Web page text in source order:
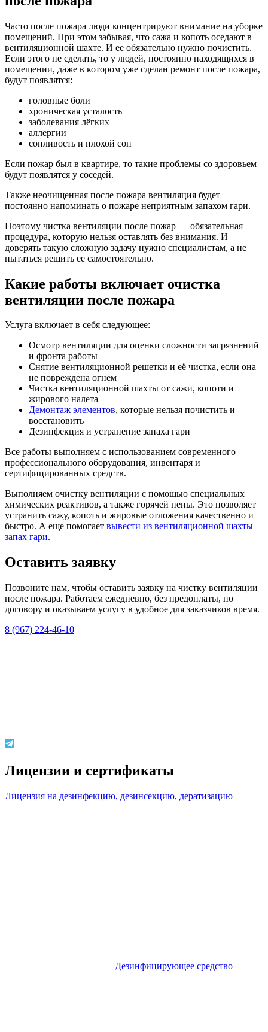
Часто после пожара люди концентрируют внимание на уборке
помещений. При этом забывая, что сажа и копоть оседают в
вентиляционной шахте. И ее обязательно нужно почистить.
Если этого не сделать, то у людей, постоянно находящихся в
помещении, даже в котором уже сделан ремонт после пожара,
будут появлятся:
головные боли
хроническая усталость
заболевания лёгких
аллергии
сонливость и плохой сон
Если пожар был в квартире, то такие проблемы со здоровьем
будут появлятся у соседей.
Также неочищенная после пожара вентиляция будет
постоянно напоминать о пожаре неприятным запахом гари.
Поэтому чистка вентиляции после пожар — обязательная
процедура, которую нельзя оставлять без внимания. И
доверять такую сложную задачу нужно специалистам, а не
пытаться решить ее самостоятельно.
Какие работы включает очистка
вентиляции после пожара
Услуга включает в себя следующее:
Осмотр вентиляции для оценки сложности загрязнений
и фронта работы
Снятие вентиляционной решетки и её чистка, если она
не повреждена огнем
Чистка вентиляционной шахты от сажи, копоти и
жирового налета
Демонтаж элементов, которые нельзя почистить и
восстановить
Дезинфекция и устранение запаха гари
Все работы выполняем с использованием современного
профессионального оборудования, инвентаря и
сертифицированных средств.
Выполняем очистку вентиляции с помощью специальных
химических реактивов, а также горячей пены. Это позволяет
устранить сажу, копоть и жировые отложения качественно и
быстро. А еще помогает вывести из вентиляционной шахты
запах гари.
Оставить заявку
Позвоните нам, чтобы оставить заявку на чистку вентиляции
после пожара. Работаем ежедневно, без предоплаты, по
договору и оказываем услугу в удобное для заказчиков время.
8 (967) 224-46-10
Лицензии и сертификаты
Лицензия на дезинфекцию, дезинсекцию, дератизацию
Дезинфицирующее средство